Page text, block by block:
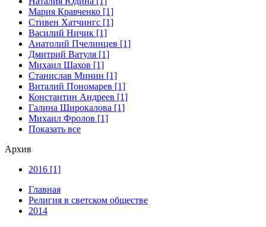
Мария Кравченко [1]
Стивен Хатчингс [1]
Василий Ничик [1]
Анатолий Пчелинцев [1]
Дмитрий Ватуля [1]
Михаил Шахов [1]
Станислав Минин [1]
Виталий Пономарев [1]
Константин Андреев [1]
Галина Широкалова [1]
Михаил Фролов [1]
Показать все
Архив
2016 [1]
Главная
Религия в светском обществе
2014